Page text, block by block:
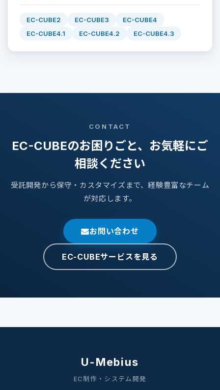
EC-CUBE2 EC-CUBE3
EC-CUBE4
EC-CUBE4.1
EC-CUBE4.2 EC-CUBE4.3
CONTACT
EC-CUBEのお困りごと、お気軽にご
相談ください
受託開発から保守・カスタマイズまで、経験豊富なチーム
が対応します。
お問い合わせ
EC-CUBEサービスを見る
U-Mebius
EC制作・システム開発